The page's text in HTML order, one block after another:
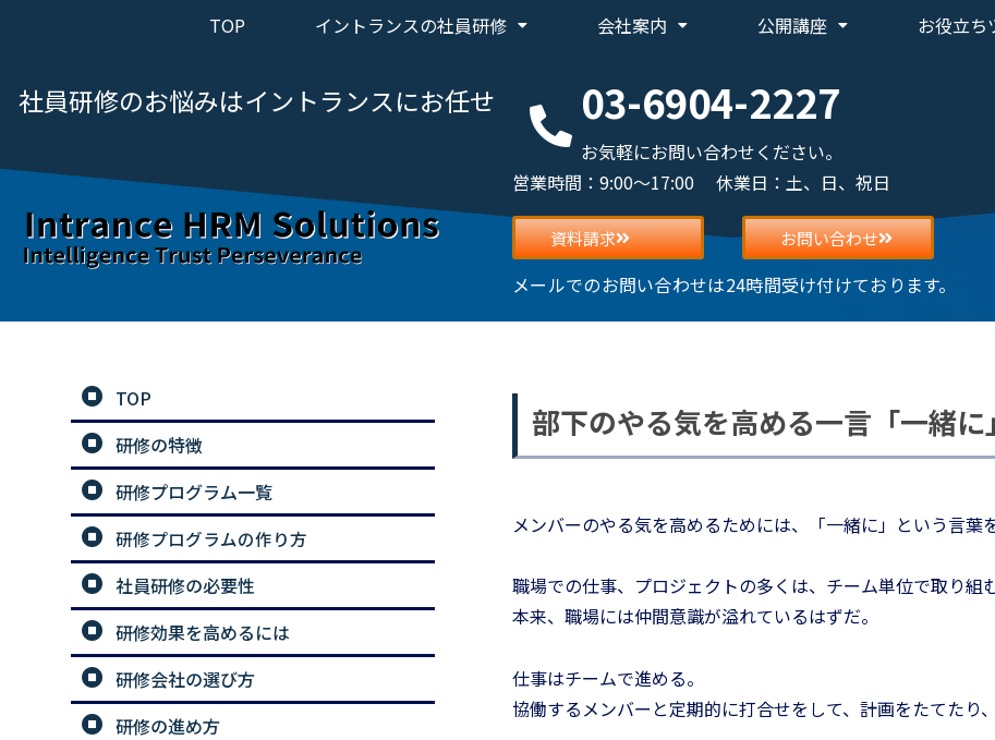
TOP イントランスの社員研修 会社案内 公開講座 お役立ち
社員研修のお悩みはイントランスにお任せ 03-6904-2227
お気軽にお問い合わせください。
営業時間：9:00～17:00 休業日：土、日、祝日
資料請求 お問い合わせ
メールでのお問い合わせは24時間受け付けております。
部下のやる気を高める一言「一緒に」
メンバーのやる気を高めるためには、「一緒に」という言葉
職場での仕事、プロジェクトの多くは、チーム単位で取り組む
本来、職場には仲間意識が溢れているはずだ。
仕事はチームで進める。
協働するメンバーと定期的に打合せをして、計画をたてたり
TOP
研修の特徴
研修プログラム一覧
研修プログラムの作り方
社員研修の必要性
研修効果を高めるには
研修会社の選び方
研修の進め方